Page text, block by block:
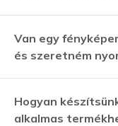
Van egy
és szeretném
Hogyan
alkalmas